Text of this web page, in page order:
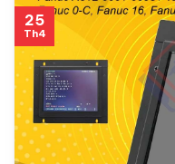
25
Th4